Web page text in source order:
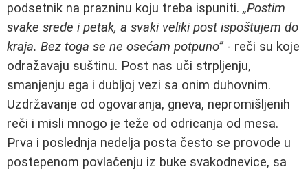
podsetnik na prazninu koju treba ispuniti. „Postim
svake sredе i petak, a svaki veliki post ispoštujem do
kraja. Bez toga se ne osećam potpuno”- reči su koje
odražavaju suštinu. Post nas uči strpljenju,
smanjenju ega i dubljoj vezi sa onim duhovnim.
Uzdržavanje od ogovaranja, gneva, nepromišljenih
reči i misli mnogo je teže od odricanja od mesa.
Prva i poslednja nedelja posta često se provode u
postepenom povlačenju iz buke svakodnevice, sa